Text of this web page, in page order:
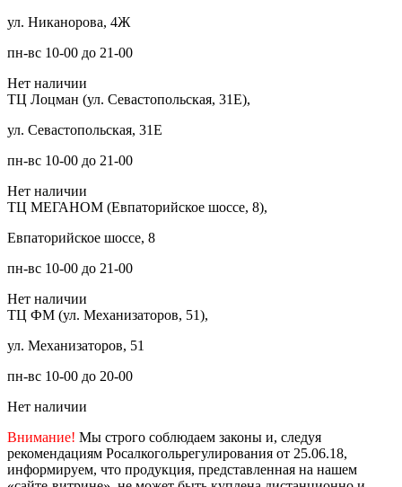
ул. Никанорова, 4Ж
пн-вс 10-00 до 21-00
Нет наличии
ТЦ Лоцман (ул. Севастопольская, 31Е),
ул. Севастопольская, 31Е
пн-вс 10-00 до 21-00
Нет наличии
ТЦ МЕГАНОМ (Евпаторийское шоссе, 8),
Евпаторийское шоссе, 8
пн-вс 10-00 до 21-00
Нет наличии
ТЦ ФМ (ул. Механизаторов, 51),
ул. Механизаторов, 51
пн-вс 10-00 до 20-00
Нет наличии
Внимание! Мы строго соблюдаем законы и, следуя
рекомендациям Росалкогольрегулирования от 25.06.18,
информируем, что продукция, представленная на нашем